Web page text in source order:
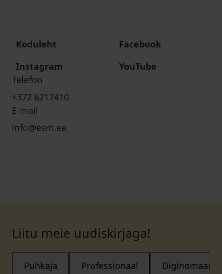
Koduleht
Facebook
Instagram
YouTube
Telefon
+372 6217410
E-mail
info@esm.ee
Liitu meie uudiskirjaga!
Puhkaja Professionaal Diginomaad